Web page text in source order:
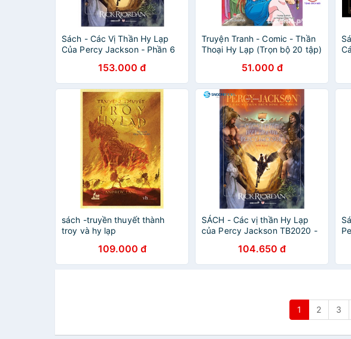
Sách - Các Vị Thần Hy Lạp
Của Percy Jackson - Phần 6
153.000 đ
Truyện Tranh - Comic - Thần
Thoại Hy Lạp (Trọn bộ 20 tập)
51.000 đ
sách -truyền thuyết thành
troy và hy lạp
109.000 đ
SÁCH - Các vị thần Hy Lạp
của Percy Jackson TB2020 -
và các vị thần trên đỉnh
Olympus
104.650 đ
1 2 3